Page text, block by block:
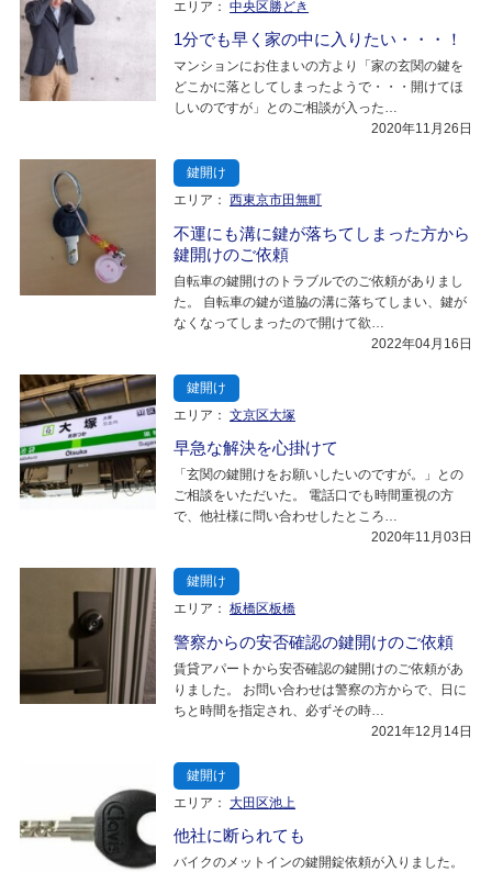
エリア： 中央区勝どき
1分でも早く家の中に入りたい・・・！
マンションにお住まいの方より「家の玄関の鍵を
どこかに落としてしまったようで・・・開けてほ
しいのですが」とのご相談が入った…
2020年11月26日
鍵開け
エリア： 西東京市田無町
不運にも溝に鍵が落ちてしまった方から
鍵開けのご依頼
自転車の鍵開けのトラブルでのご依頼がありまし
た。 自転車の鍵が道脇の溝に落ちてしまい、鍵が
なくなってしまったので開けて欲…
2022年04月16日
鍵開け
エリア： 文京区大塚
早急な解決を心掛けて
「玄関の鍵開けをお願いしたいのですが。」との
ご相談をいただいた。 電話口でも時間重視の方
で、他社様に問い合わせしたところ…
2020年11月03日
鍵開け
エリア： 板橋区板橋
警察からの安否確認の鍵開けのご依頼
賃貸アパートから安否確認の鍵開けのご依頼があ
りました。 お問い合わせは警察の方からで、日に
ちと時間を指定され、必ずその時…
2021年12月14日
鍵開け
エリア： 大田区池上
他社に断られても
バイクのメットインの鍵開錠依頼が入りました。